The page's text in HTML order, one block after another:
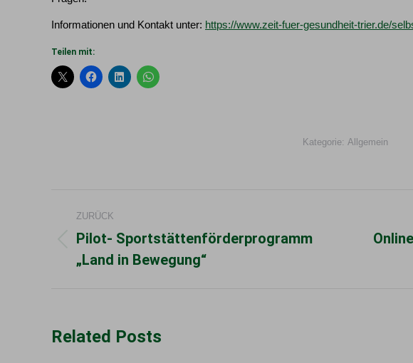
Informationen und Kontakt unter: https://www.zeit-fuer-gesundheit-trier.de/
Teilen mit:
Kategorie: Allgemein
ZURÜCK
Beitrag:
Pilot- Sportstättenförderprogramm
„Land in Bewegung“
Related Posts